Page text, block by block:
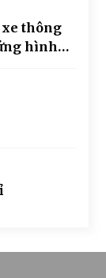
thông
hình